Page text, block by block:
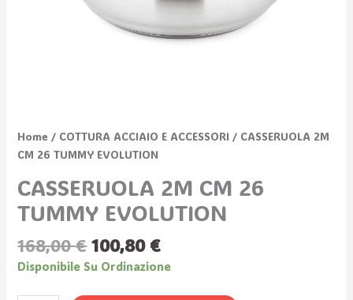
Home / COTTURA ACCIAIO E ACCESSORI / CASSERUOLA 2M
CM 26 TUMMY EVOLUTION
CASSERUOLA 2M CM 26
TUMMY EVOLUTION
168,00€ 100,80 €
Disponibile Su Ordinazione